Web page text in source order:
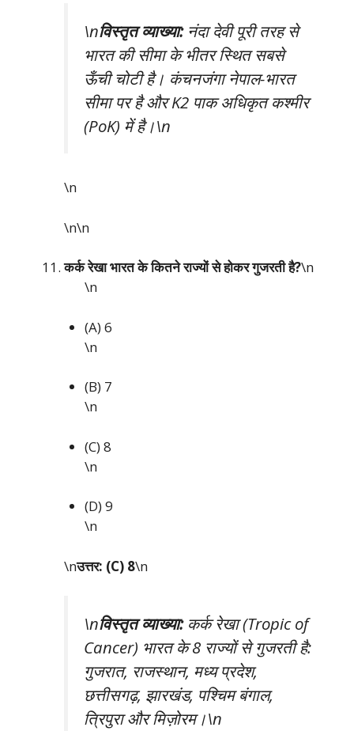
\nविस्तृत व्याख्या:नंदा देवी पूरी तरह से
भारत की सीमा के भीतर स्थित सबसे
ऊँची चोटी है। कंचनजंगा नेपाल-भारत
सीमा पर है और K2 पाक अधिकृत कश्मीर
(PoK) में है।\n
\n
\n\n
कर्क रेखा भारत के कितने राज्यों से होकर गुजरती है?\n
\n
(A) 6
\n
(B) 7
\n
(C) 8
\n
(D) 9
\n
\nउत्तर: (C) 8\n
\nविस्तृत व्याख्या:कर्क रेखा (Tropic of
Cancer) भारत के 8 राज्यों से गुजरती है:
गुजरात, राजस्थान, मध्य प्रदेश,
छत्तीसगढ़, झारखंड, पश्चिम बंगाल,
त्रिपुरा और मिज़ोरम।\n